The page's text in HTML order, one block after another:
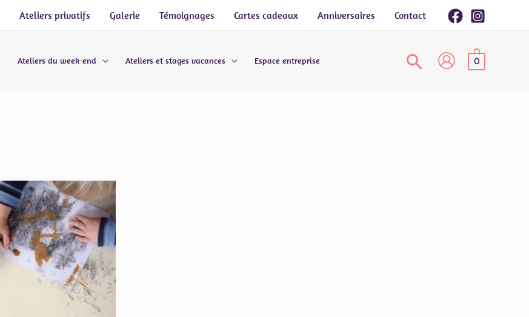
Ateliers privatifs Galerie Témoignages Cartes cadeaux Anniversaires Contact
Ateliers du week-end Ateliers et stages vacances Espace entreprise 0